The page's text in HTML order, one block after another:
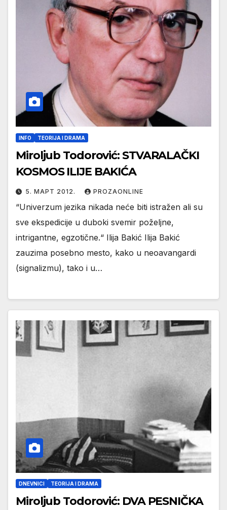
INFO TEORIJA I DRAMA
Miroljub Todorović: STVARALAČKI
KOSMOS ILIJE BAKIĆA
5. МАРТ 2012. PROZAONLINE
“Univerzum jezika nikada neće biti istražen ali su
sve ekspedicije u duboki svemir poželjne,
intrigantne, egzotične.“ Ilija Bakić Ilija Bakić
zauzima posebno mesto, kako u neoavangardi
(signalizmu), tako i u…
DNEVNICI TEORIJA I DRAMA
Miroljub Todorović: DVA PESNIČKA